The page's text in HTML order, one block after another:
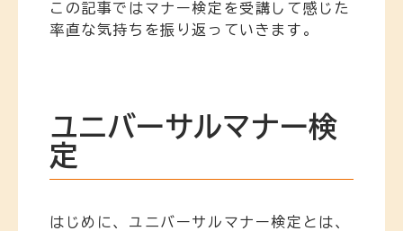
この記事ではマナー検定を受講して感じた
率直な気持ちを振り返っていきます。
ユニバーサルマナー検
定
はじめに、ユニバーサルマナー検定とは、